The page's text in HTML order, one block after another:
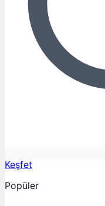
Keşfet
Popüler